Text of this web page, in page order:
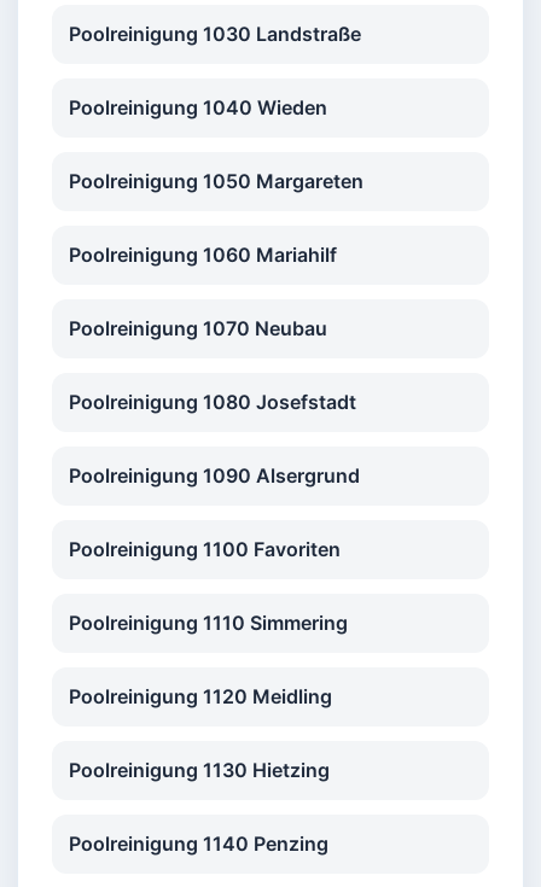
Poolreinigung 1030 Landstraße
Poolreinigung 1040 Wieden
Poolreinigung 1050 Margareten
Poolreinigung 1060 Mariahilf
Poolreinigung 1070 Neubau
Poolreinigung 1080 Josefstadt
Poolreinigung 1090 Alsergrund
Poolreinigung 1100 Favoriten
Poolreinigung 1110 Simmering
Poolreinigung 1120 Meidling
Poolreinigung 1130 Hietzing
Poolreinigung 1140 Penzing